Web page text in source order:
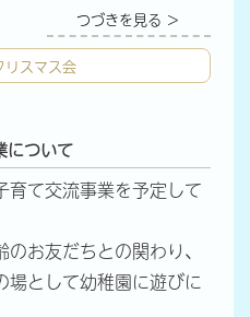
つづきを見る ＞
リスマス会
ついて
育て交流事業を予定して
お友だちとの関わり、
場として幼稚園に遊びに